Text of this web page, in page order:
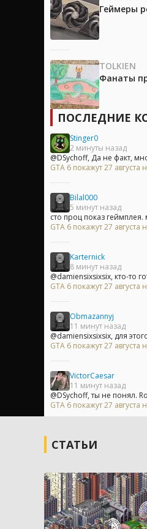
Геймеры
TOLKIEN
Фанаты
ПОСЛЕДНИЕ
Stinger0
2 минуты назад
@DSychoff, Да не факт,
GTA 6 покажут 27 августа
Bilal000
5 минут назад
сто проц показ
GTA 6 покажут 27 августа
Karternick
8 минут назад
@damiensixsixsix, кто-то
GTA 6 покажут 27 августа
Obmazannyj
11 минут назад
@damiensixsixsix, для
GTA 6 покажут 27 августа
VictorCaesar
11 минут назад
@DSychoff, ты не понял.
GTA 6 покажут 27 августа
СТАТЬИ